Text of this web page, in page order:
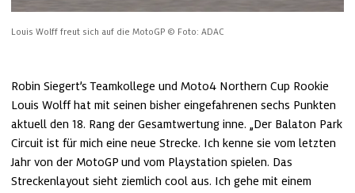
Louis Wolff freut sich auf die MotoGP © Foto: ADAC
Robin Siegert’s Teamkollege und Moto4 Northern Cup Rookie
Louis Wolff hat mit seinen bisher eingefahrenen sechs Punkten
aktuell den 18. Rang der Gesamtwertung inne. „Der Balaton Park
Circuit ist für mich eine neue Strecke. Ich kenne sie vom letzten
Jahr von der MotoGP und vom Playstation spielen. Das
Streckenlayout sieht ziemlich cool aus. Ich gehe mit einem